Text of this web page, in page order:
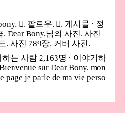
󱙶. 팔로우. 󰟝. 게시물 · 정
. Dear Bony,님의 사진. 사진
. 사진 789장. 커버 사진.
는 사람 2,163명 · 이야기하
sur Dear Bony, mon
page je parle de ma vie perso